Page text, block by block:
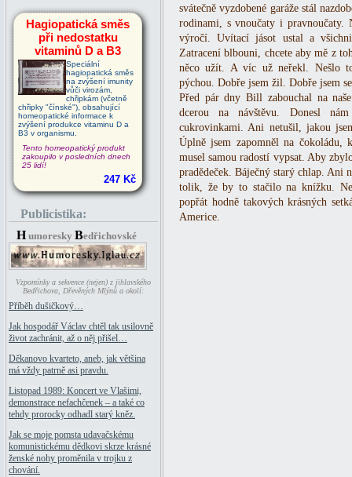
Hagiopatická směs
při nedostatku
vitaminů D a B3
Speciální
hagiopatická směs
na zvýšení imunity
vůči virozám,
chřipkám (včetně
chřipky "čínské"), obsahující
homeopatické informace k
zvýšení produkce vitaminu D a
B3 v organismu.
Tento homeopatický produkt
zakoupilo v posledních dnech
25 lidí!
247 Kč
Publicistika:
H umoresky Bedřichovské
Vzpomínky a sekvence (nejen) z jihlavského
Bedřichova, Dřevěných Mlýnů a okolí:
Příběh dušičkový…
Jak hospodář Václav chtěl tak usilovně
život zachránit, až o něj přišel…
Děkanovo kvarteto, aneb, jak většina
má vždy patrně asi pravdu.
Listopad 1989: Koncert ve Vlašimi,
demonstrace nefachčenek – a také co
tehdy prorocky odhadl starý kněz.
Jak se moje pomsta udavačskému
komunistickému dědkovi skrze krásné
ženské nohy proměnila v trojku z
chování.
svátečně vyzdobené garáže stál
rodinami, s vnoučaty i
výročí. Uvítací jásot ustal a
Zatracení blbouni, chcete aby mě z
něco užít. A víc už neřekl. Nešlo
pýchou. Dobře jsem žil. Dobře jsem
Před pár dny Bill zabouchal na
dcerou na návštěvu. Donesl
cukrovinkami. Ani netušil, jakou
Úplně jsem zapomněl na čokoládu,
musel samou radostí vypsat. Aby
pradědeček. Báječný starý chlap. Ani
tolik, že by to stačilo na knížku.
popřát hodně takových krásných
Americe.